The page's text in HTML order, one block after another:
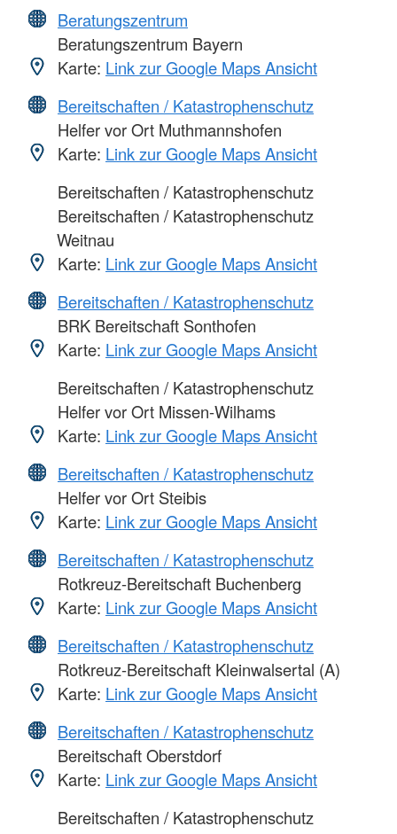
Beratungszentrum
Beratungszentrum Bayern
Karte: Link zur Google Maps Ansicht
Bereitschaften / Katastrophenschutz
Helfer vor Ort Muthmannshofen
Karte: Link zur Google Maps Ansicht
Bereitschaften / Katastrophenschutz
Bereitschaften / Katastrophenschutz
Weitnau
Karte: Link zur Google Maps Ansicht
Bereitschaften / Katastrophenschutz
BRK Bereitschaft Sonthofen
Karte: Link zur Google Maps Ansicht
Bereitschaften / Katastrophenschutz
Helfer vor Ort Missen-Wilhams
Karte: Link zur Google Maps Ansicht
Bereitschaften / Katastrophenschutz
Helfer vor Ort Steibis
Karte: Link zur Google Maps Ansicht
Bereitschaften / Katastrophenschutz
Rotkreuz-Bereitschaft Buchenberg
Karte: Link zur Google Maps Ansicht
Bereitschaften / Katastrophenschutz
Rotkreuz-Bereitschaft Kleinwalsertal (A)
Karte: Link zur Google Maps Ansicht
Bereitschaften / Katastrophenschutz
Bereitschaft Oberstdorf
Karte: Link zur Google Maps Ansicht
Bereitschaften / Katastrophenschutz